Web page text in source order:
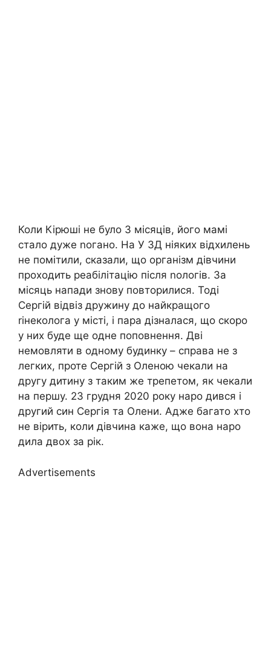
Коли Кірюші не було 3 місяців, його мамі
стало дуже nогано. На У ЗД ніяких відхилень
не помітили, сказали, що організм дівчини
проходить реабілітацію після nологів. За
місяць напади знову повторилися. Тоді
Сергій відвіз дружину до найкращого
rінеколога у місті, і пара дізналася, що скоро
у них буде ще одне поповнення. Дві
немовляти в одному будинку – справа не з
легких, проте Сергій з Оленою чекали на
другу дитину з таким же трепетом, як чекали
на першу. 23 грудня 2020 року наро дився і
другий син Сергія та Олени. Адже багато хто
не вірить, коли дівчина каже, що вона наро
дила двох за рік.
Advertisements